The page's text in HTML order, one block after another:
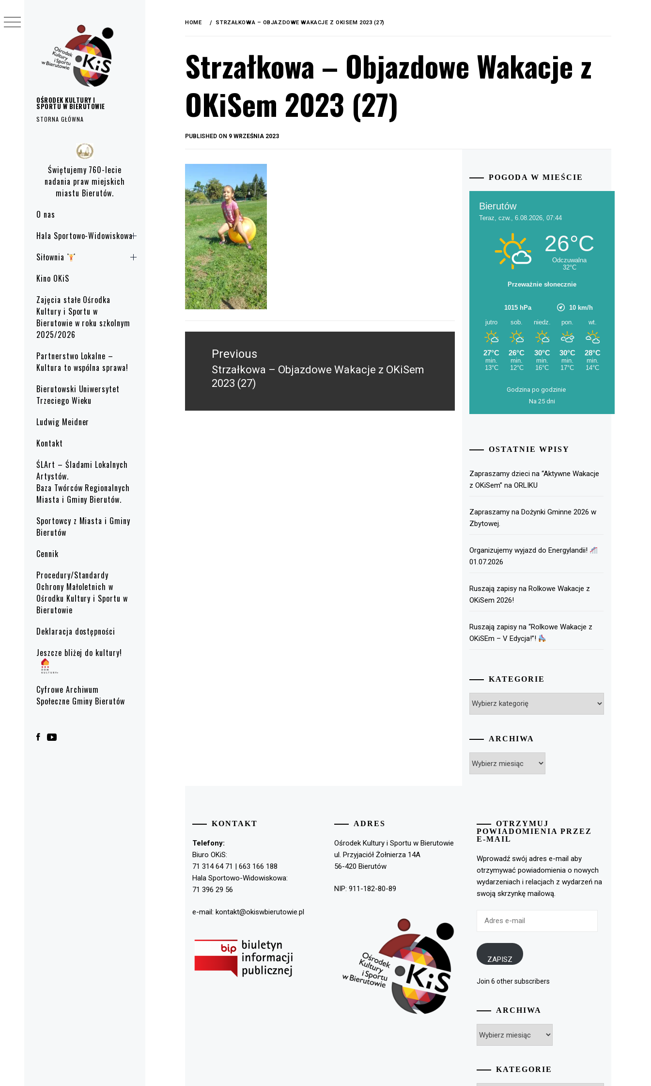
OŚRODEK KULTURY I
SPORTU W BIERUTOWIE
STORNA GŁÓWNA
Świętujemy 760-lecie
nadania praw miejskich
miastu Bierutów.
O nas
Hala Sportowo-Widowiskowa
Siłownia
Kino OKiS
Zajęcia stałe Ośrodka
Kultury i Sportu w
Bierutowie w roku szkolnym
2025/2026
Partnerstwo Lokalne –
Kultura to wspólna sprawa!
Bierutowski Uniwersytet
Trzeciego Wieku
Ludwig Meidner
Kontakt
ŚLArt – Śladami Lokalnych
Artystów.
Baza Twórców Regionalnych
Miasta i Gminy Bierutów.
Sportowcy z Miasta i Gminy
Bierutów
Cennik
Procedury/Standardy
Ochrony Małoletnich w
Ośrodku Kultury i Sportu w
Bierutowie
Deklaracja dostępności
Jeszcze bliżej do kultury!
Cyfrowe Archiwum
Społeczne Gminy Bierutów
HOME STRZAŁKOWA – OBJAZDOWE WAKACJE Z OKISEM 2023 (27)
Strzałkowa – Objazdowe Wakacje z
OKiSem 2023 (27)
PUBLISHED ON 9 WRZEŚNIA 2023
wpisuPrevious
Previous
post:
Strzałkowa – Objazdowe Wakacje z OKiSem
2023 (27)
POGODA W MIEŚCIE
Godzina po godzinie
Na 25 dni
OSTATNIE WPISY
Zapraszamy dzieci na “Aktywne Wakacje
z OKiSem” na ORLIKU
Zapraszamy na Dożynki Gminne 2026 w
Zbytowej.
Organizujemy wyjazd do Energylandii!
01.07.2026
Ruszają zapisy na Rolkowe Wakacje z
OKiSem 2026!
Ruszają zapisy na “Rolkowe Wakacje z
OKiSEm – V Edycja!”!
KATEGORIE
ARCHIWA
KONTAKT
Telefony:
Biuro OKiS:
71 314 64 71 | 663 166 188
Hala Sportowo-Widowiskowa:
71 396 29 56
e-mail: kontakt@okiswbierutowie.pl
ADRES
Ośrodek Kultury i Sportu w Bierutowie
ul. Przyjaciół Żołnierza 14A
56-420 Bierutów
NIP: 911-182-80-89
OTRZYMUJ
POWIADOMIENIA PRZEZ
E-MAIL
Wprowadź swój adres e-mail aby
otrzymywać powiadomienia o nowych
wydarzeniach i relacjach z wydarzeń na
swoją skrzynkę mailową.
ZAPISZ
Join 6 other subscribers
ARCHIWA
KATEGORIE